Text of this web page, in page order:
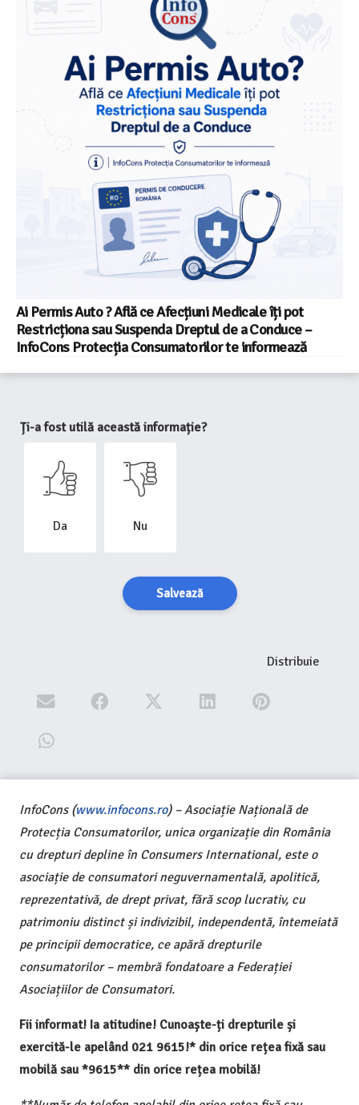
Ai Permis Auto ? Află ce Afecțiuni Medicale îți pot
Restricționa sau Suspenda Dreptul de a Conduce –
InfoCons Protecția Consumatorilor te informează
Ți-a fost utilă această informație?
Da Nu
Salvează
Distribuie
InfoCons (www.infocons.ro) – Asociație Națională de
Protecția Consumatorilor, unica organizație din România
cu drepturi depline în Consumers International, este o
asociație de consumatori neguvernamentală, apolitică,
reprezentativă, de drept privat, fără scop lucrativ, cu
patrimoniu distinct și indivizibil, independentă, întemeiată
pe principii democratice, ce apără drepturile
consumatorilor – membră fondatoare a Federației
Asociațiilor de Consumatori.
Fii informat! Ia atitudine! Cunoaște-ți drepturile și
exercită-le apelând 021 9615!* din orice rețea fixă sau
mobilă sau *9615** din orice rețea mobilă!